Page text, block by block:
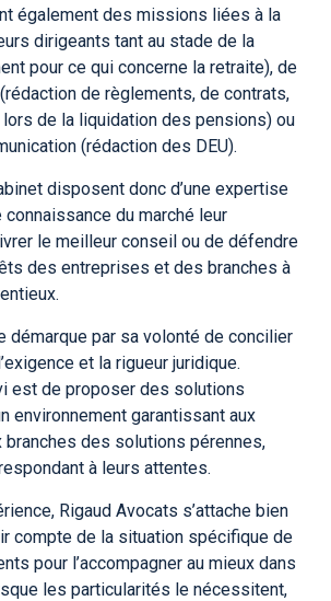
également des missions liées à la
dirigeants tant au stade de la
pour ce qui concerne la retraite), de
de règlements, de contrats,
de la liquidation des pensions) ou
(rédaction des DEU).
disposent donc d’une expertise
connaissance du marché leur
le meilleur conseil ou de défendre
des entreprises et des branches à
démarque par sa volonté de concilier
et la rigueur juridique.
est de proposer des solutions
environnement garantissant aux
des solutions pérennes,
à leurs attentes.
Rigaud Avocats s’attache bien
compte de la situation spécifique de
pour l’accompagner au mieux dans
les particularités le nécessitent,